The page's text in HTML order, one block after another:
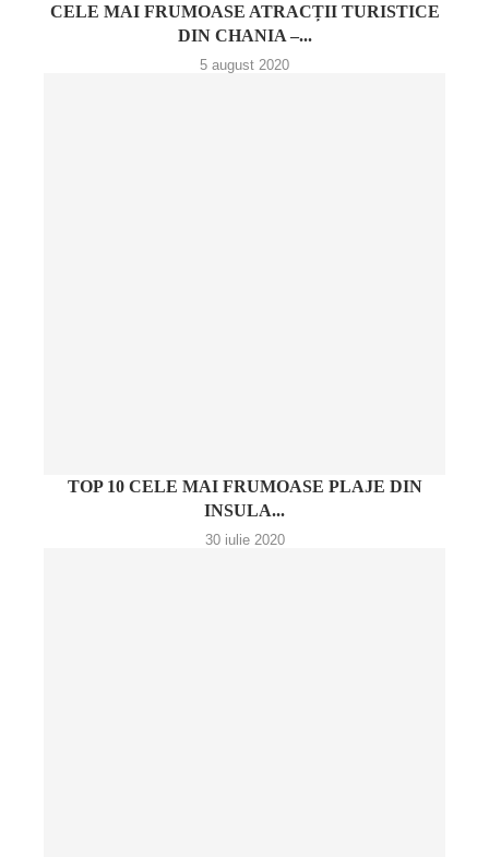
CELE MAI FRUMOASE ATRACȚII TURISTICE
DIN CHANIA –...
5 august 2020
TOP 10 CELE MAI FRUMOASE PLAJE DIN
INSULA...
30 iulie 2020